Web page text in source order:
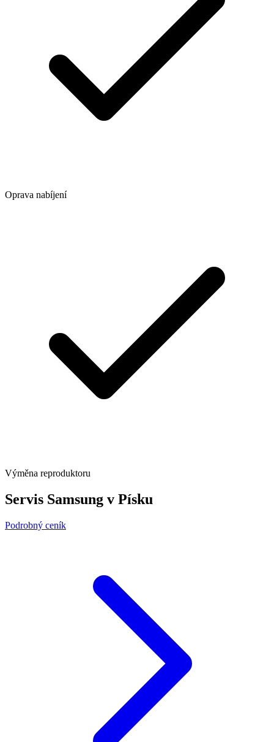
Oprava nabíjení
Výměna reproduktoru
Servis Samsung v Písku
Podrobný ceník